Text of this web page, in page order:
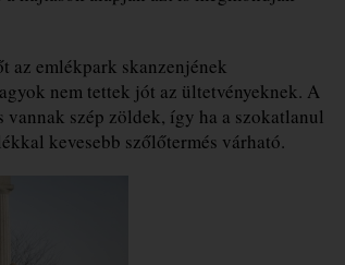
az emlékpark skanzenjének
nem tettek jót az ültetvényeknek. A
szép zöldek, így ha a szokatlanul
kevesebb szőlőtermés várható.